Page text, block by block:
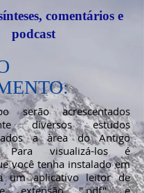
comentários e
podcast
serão acrescentados
diversos estudos
a àrea do Antigo
Para visualizá-los é
você tenha instalado em
um aplicativo leitor de
extensão ".pdf", e